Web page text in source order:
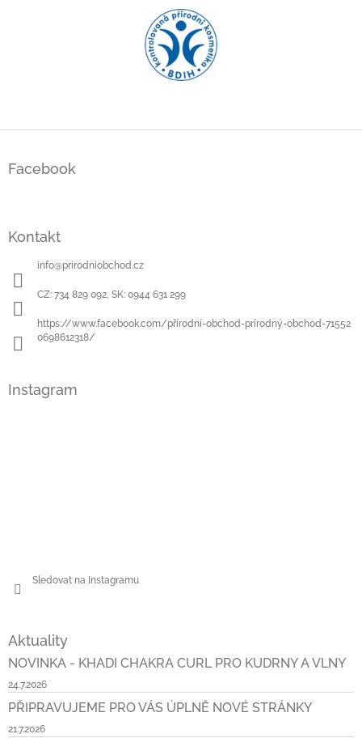
Facebook
Kontakt
info@prirodniobchod.cz
CZ: 734 829 092, SK: 0944 631 299
https://www.facebook.com/přírodní-obchod-prírodný-obchod-71552
0698612318/
Instagram
Sledovat na Instagramu
Aktuality
NOVINKA - KHADI CHAKRA CURL PRO KUDRNY A VLNY
24.7.2026
PŘIPRAVUJEME PRO VÁS ÚPLNĚ NOVÉ STRÁNKY
21.7.2026